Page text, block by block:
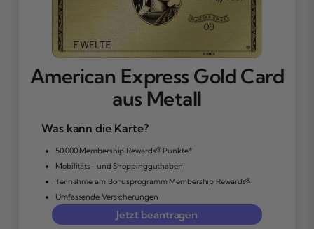
American Express Gold Card
aus Metall
Was kann die Karte?
50.000 Membership Rewards® Punkte*
Mobilitäts- und Shoppingguthaben
Teilnahme am Bonusprogramm Membership Rewards®
Umfassende Versicherungen
Jetzt beantragen